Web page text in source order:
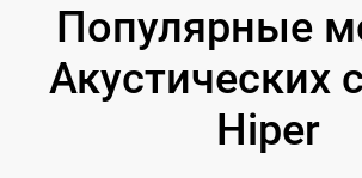
Популярные
Акустических
Hiper